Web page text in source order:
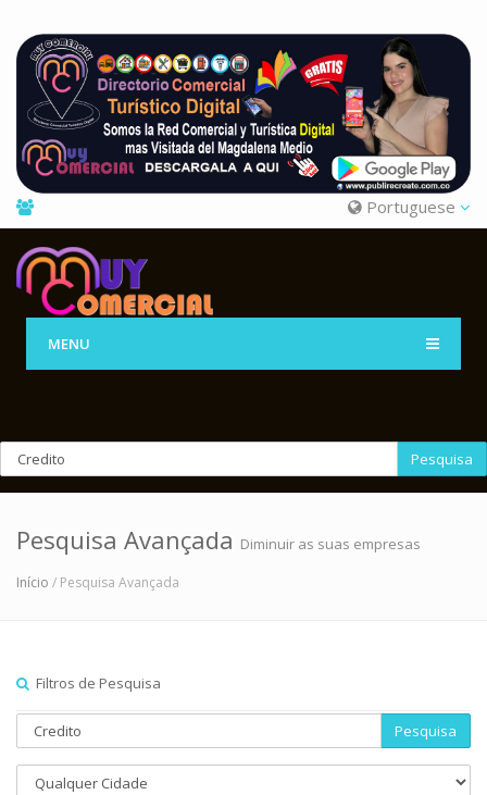
Portuguese
MENU
Pesquisa
Pesquisa Avançada Diminuir as suas empresas
Início / Pesquisa Avançada
Filtros de Pesquisa
Pesquisa